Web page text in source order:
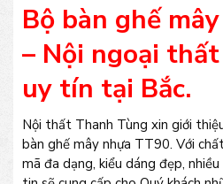
Bộ bàn ghế
– Nội ngoại
uy tín tại Bắc.
Nội thất Thanh Tùng xin giới
bàn ghế mây nhựa TT90. Với
mã đa dạng, kiểu dáng đẹp,